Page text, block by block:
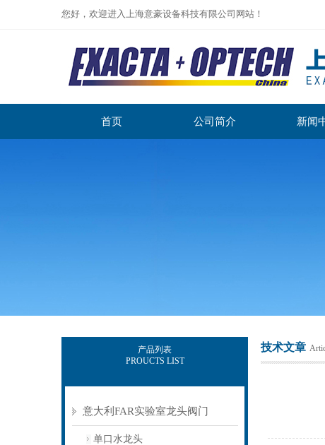
您好，欢迎进入上海意豪设备科技有限公司网站！
首页 公司简介 新闻
产品列表
PROUCTS LIST
意大利FAR实验室龙头阀门
单口水龙头
技术文章